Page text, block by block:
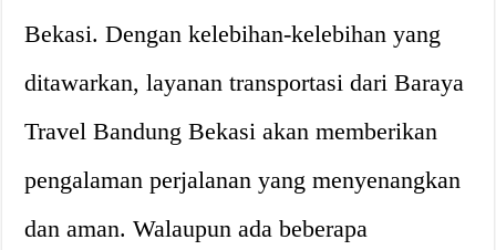
Bekasi. Dengan kelebihan-kelebihan yang
ditawarkan, layanan transportasi dari Baraya
Travel Bandung Bekasi akan memberikan
pengalaman perjalanan yang menyenangkan
dan aman. Walaupun ada beberapa